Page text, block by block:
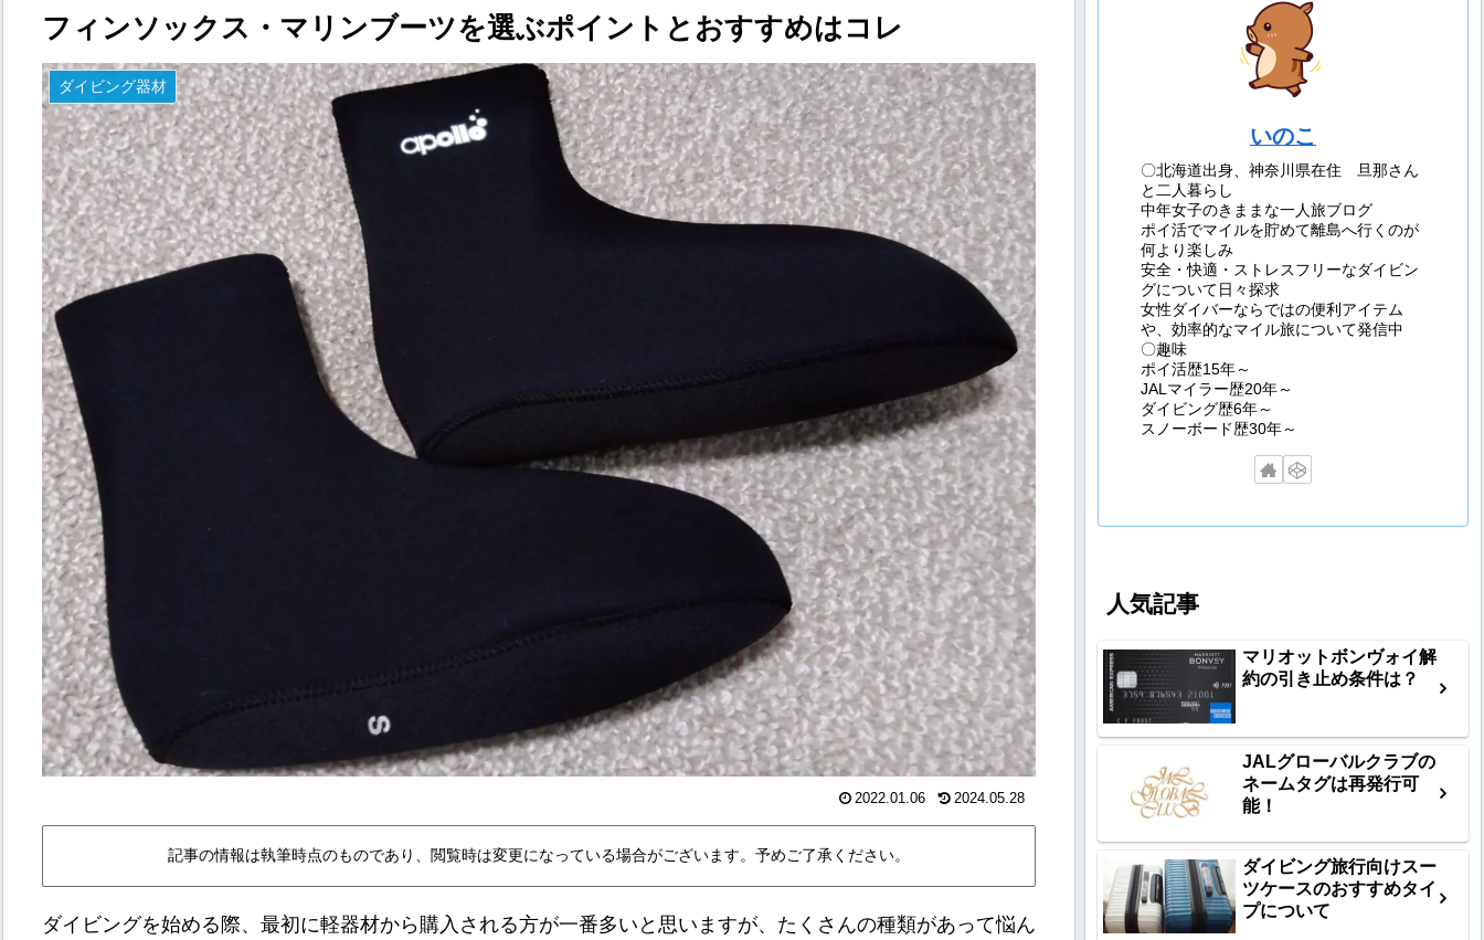
フィンソックス・マリンブーツを選ぶポイントとおすすめはコレ
ダイビング器材
2022.01.06 2024.05.28
記事の情報は執筆時点のものであり、閲覧時は変更になっている場合がございます。予めご了承ください。
ダイビングを始める際、最初に軽器材から購入される方が一番多いと思いますが、たくさんの種類があって悩ん
いのこ
〇北海道出身、神奈川県在住 旦那さん
と二人暮らし
中年女子のきままな一人旅ブログ
ポイ活でマイルを貯めて離島へ行くのが
何より楽しみ
安全・快適・ストレスフリーなダイビン
グについて日々探求
女性ダイバーならではの便利アイテム
や、効率的なマイル旅について発信中
〇趣味
ポイ活歴15年～
JALマイラー歴20年～
ダイビング歴6年～
スノーボード歴30年～
人気記事
マリオットボンヴォイ解
約の引き止め条件は？
JALグローバルクラブの
ネームタグは再発行可
能！
ダイビング旅行向けスー
ツケースのおすすめタイ
プについて